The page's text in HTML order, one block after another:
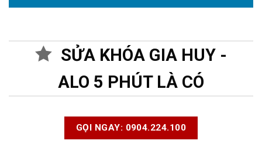
SỬA KHÓA GIA HUY -
ALO 5 PHÚT LÀ CÓ
GỌI NGAY: 0904.224.100